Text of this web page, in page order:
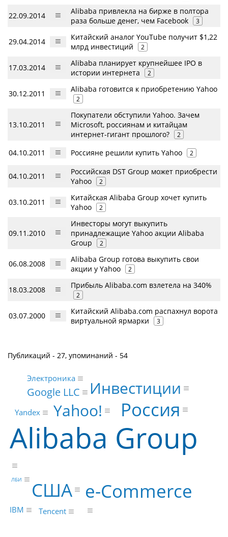
22.09.2014
Alibaba привлекла на бирже в полтора
раза больше денег, чем Facebook
3
29.04.2014
Китайский аналог YouTube получит $1,22
млрд инвестиций
2
17.03.2014
Alibaba планирует крупнейшее IPO в
истории интернета
2
30.12.2011 Alibaba готовится к приобретению Yahoo
2
13.10.2011
Покупатели обступили Yahoo. Зачем
Microsoft, россиянам и китайцам
интернет-гигант прошлого?
2
04.10.2011 Россияне решили купить Yahoo 2
04.10.2011
Российская DST Group может приобрести
Yahoo
2
03.10.2011
Китайская Alibaba Group хочет купить
Yahoo
2
09.11.2010
Инвесторы могут выкупить
принадлежащие Yahoo акции Alibaba
Group
2
06.08.2008
Alibaba Group готова выкупить свои
акции у Yahoo
2
18.03.2008 Прибыль Alibaba.com взлетела на 340%
2
03.07.2000
Китайский Alibaba.com распахнул ворота
виртуальной ярмарки
3
Публикаций - 27, упоминаний - 54
Alibaba Group
Россия
США e-Commerce
Yahoo!
Инвестиции
Google LLC
Yandex
Электроника
IBM Tencent
ЛБИ